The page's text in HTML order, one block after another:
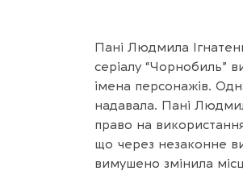
Пані Людмила
серіалу “Чорнобиль”
імена персонажів.
надавала. Пані
право на
що через незаконне
вимушено змінила